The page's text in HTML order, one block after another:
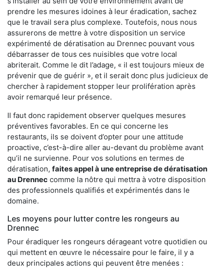
prendre les mesures idoines à leur éradication, sachez
que le travail sera plus complexe. Toutefois, nous nous
assurerons de mettre à votre disposition un service
expérimenté de dératisation au Drennec pouvant vous
débarrasser de tous ces nuisibles que votre local
abriterait. Comme le dit l’adage, « il est toujours mieux de
prévenir que de guérir », et il serait donc plus judicieux de
chercher à rapidement stopper leur prolifération après
avoir remarqué leur présence.
Il faut donc rapidement observer quelques mesures
préventives favorables. En ce qui concerne les
restaurants, ils se doivent d’opter pour une attitude
proactive, c’est-à-dire aller au-devant du problème avant
qu’il ne survienne. Pour vos solutions en termes de
dératisation, faites appel à une entreprise de dératisation
au Drennec comme la nôtre qui mettra à votre disposition
des professionnels qualifiés et expérimentés dans le
domaine.
Les moyens pour lutter contre les rongeurs au
Drennec
Pour éradiquer les rongeurs dérageant votre quotidien ou
qui mettent en œuvre le nécessaire pour le faire, il y a
deux principales actions qui peuvent être menées :